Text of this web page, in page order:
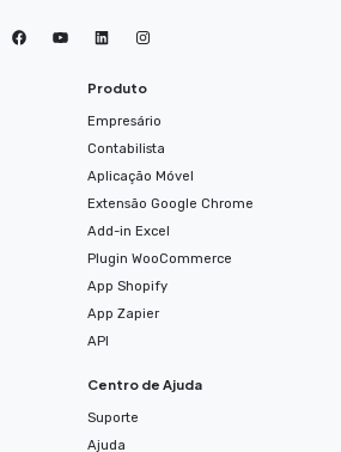
Produto
Empresário
Contabilista
Aplicação Móvel
Extensão Google Chrome
Add-in Excel
Plugin WooCommerce
App Shopify
App Zapier
API
Centro de Ajuda
Suporte
Ajuda